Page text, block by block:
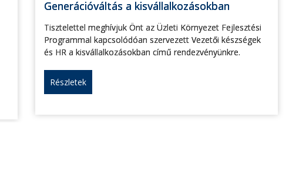
Generációváltás a kisvállalkozásokban
Tisztelettel meghívjuk Önt az Üzleti Környezet Fejlesztési
Programmal kapcsolódóan szervezett Vezetői készségek
és HR a kisvállalkozásokban című rendezvényünkre.
Részletek